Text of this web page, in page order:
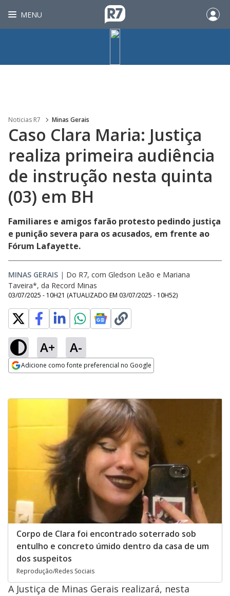
MENU
Noticias R7 Minas Gerais
Caso Clara Maria: Justiça
realiza primeira audiência
de instrução nesta quinta
(03) em BH
Familiares e amigos farão protesto pedindo justiça
e punição severa para os acusados, em frente ao
Fórum Lafayette.
MINAS GERAIS | Do R7, com Gledson Leão e Mariana
Taveira*, da Record Minas
03/07/2025 - 10H21 (ATUALIZADO EM 03/07/2025 - 10H52)
A+ A-
Adicione como fonte preferencial no Google
Corpo de Clara foi encontrado soterrado sob
entulho e concreto úmido dentro da casa de um
dos suspeitos
Reprodução/Redes Sociais
A Justiça de Minas Gerais realizará, nesta